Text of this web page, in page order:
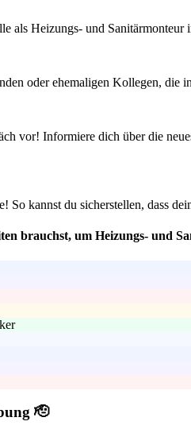
als Heizungs- und
oder ehemaligen Kollegen, die
vor! Informiere dich über die
So kannst du sicherstellen, dass
brauchst, um Heizungs- und
🫡